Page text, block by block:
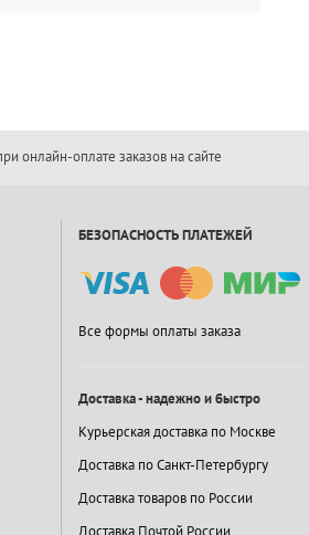
онлайн-оплате заказов на сайте
БЕЗОПАСНОСТЬ ПЛАТЕЖЕЙ
Все формы оплаты заказа
Доставка - надежно и быстро
Курьерская доставка по Москве
Доставка по Санкт-Петербургу
Доставка товаров по России